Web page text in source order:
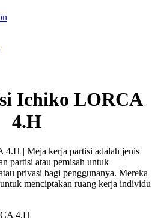
Ichiko LORCA
4.H
| Meja kerja partisi adalah jenis
partisi atau pemisah untuk
privasi bagi penggunanya. Mereka
menciptakan ruang kerja individu